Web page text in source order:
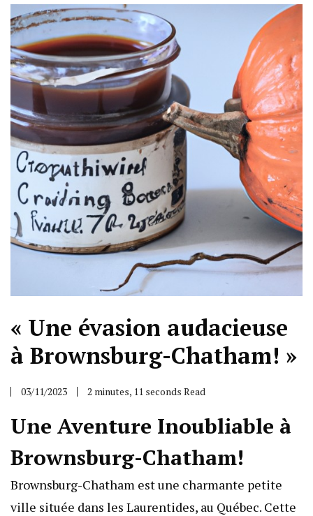
« Une évasion audacieuse
à Brownsburg-Chatham! »
03/11/2023 2 minutes, 11 seconds Read
Une Aventure Inoubliable à
Brownsburg-Chatham!
Brownsburg-Chatham est une charmante petite
ville située dans les Laurentides, au Québec. Cette